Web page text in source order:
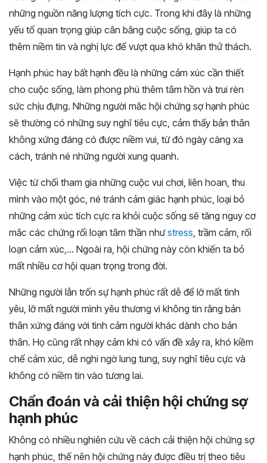
những nguồn năng lượng tích cực. Trong khi đây là những
yếu tố quan trọng giúp cân bằng cuộc sống, giúp ta có
thêm niềm tin và nghị lực để vượt qua khó khăn thử thách.
Hạnh phúc hay bất hạnh đều là những cảm xúc cần thiết
cho cuộc sống, làm phong phú thêm tâm hồn và trui rèn
sức chịu đựng. Những người mắc hội chứng sợ hạnh phúc
sẽ thường có những suy nghĩ tiêu cực, cảm thấy bản thân
không xứng đáng có được niềm vui, từ đó ngày càng xa
cách, tránh né những người xung quanh.
Việc từ chối tham gia những cuộc vui chơi, liên hoan, thu
mình vào một góc, né tránh cảm giác hạnh phúc, loại bỏ
những cảm xúc tích cực ra khỏi cuộc sống sẽ tăng nguy cơ
mắc các chứng rối loạn tâm thần nhưstress , trầm cảm, rối
loạn cảm xúc,… Ngoài ra, hội chứng này còn khiến ta bỏ
mất nhiều cơ hội quan trọng trong đời.
Những người lẫn trốn sự hạnh phúc rất dễ để lỡ mất tình
yêu, lỡ mất người mình yêu thương vì không tin rằng bản
thân xứng đáng với tình cảm người khác dành cho bản
thân. Họ cũng rất nhạy cảm khi có vấn đề xảy ra, khó kiềm
chế cảm xúc, dễ nghi ngờ lung tung, suy nghĩ tiêu cực và
không có niềm tin vào tương lai.
Chẩn đoán và cải thiện hội chứng sợ
hạnh phúc
Không có nhiều nghiên cứu về cách cải thiện hội chứng sợ
hạnh phúc, thế nên hội chứng này được điều trị theo tiêu